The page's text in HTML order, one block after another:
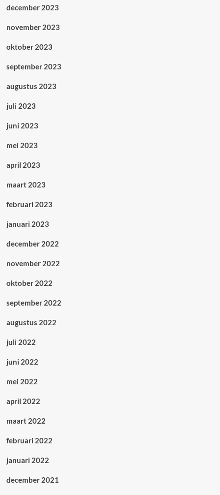
december 2023
november 2023
oktober 2023
september 2023
augustus 2023
juli 2023
juni 2023
mei 2023
april 2023
maart 2023
februari 2023
januari 2023
december 2022
november 2022
oktober 2022
september 2022
augustus 2022
juli 2022
juni 2022
mei 2022
april 2022
maart 2022
februari 2022
januari 2022
december 2021